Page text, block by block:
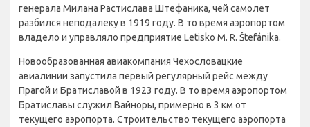
генерала Милана Растислава Штефаника, чей самолет
разбился неподалеку в 1919 году. В то время аэропортом
владело и управляло предприятие Letisko M. R. Štefánika.
Новообразованная авиакомпания Чехословацкие
авиалинии запустила первый регулярный рейс между
Прагой и Братиславой в 1923 году. В то время аэропортом
Братиславы служил Вайноры, примерно в 3 км от
текущего аэропорта. Строительство текущего аэропорта